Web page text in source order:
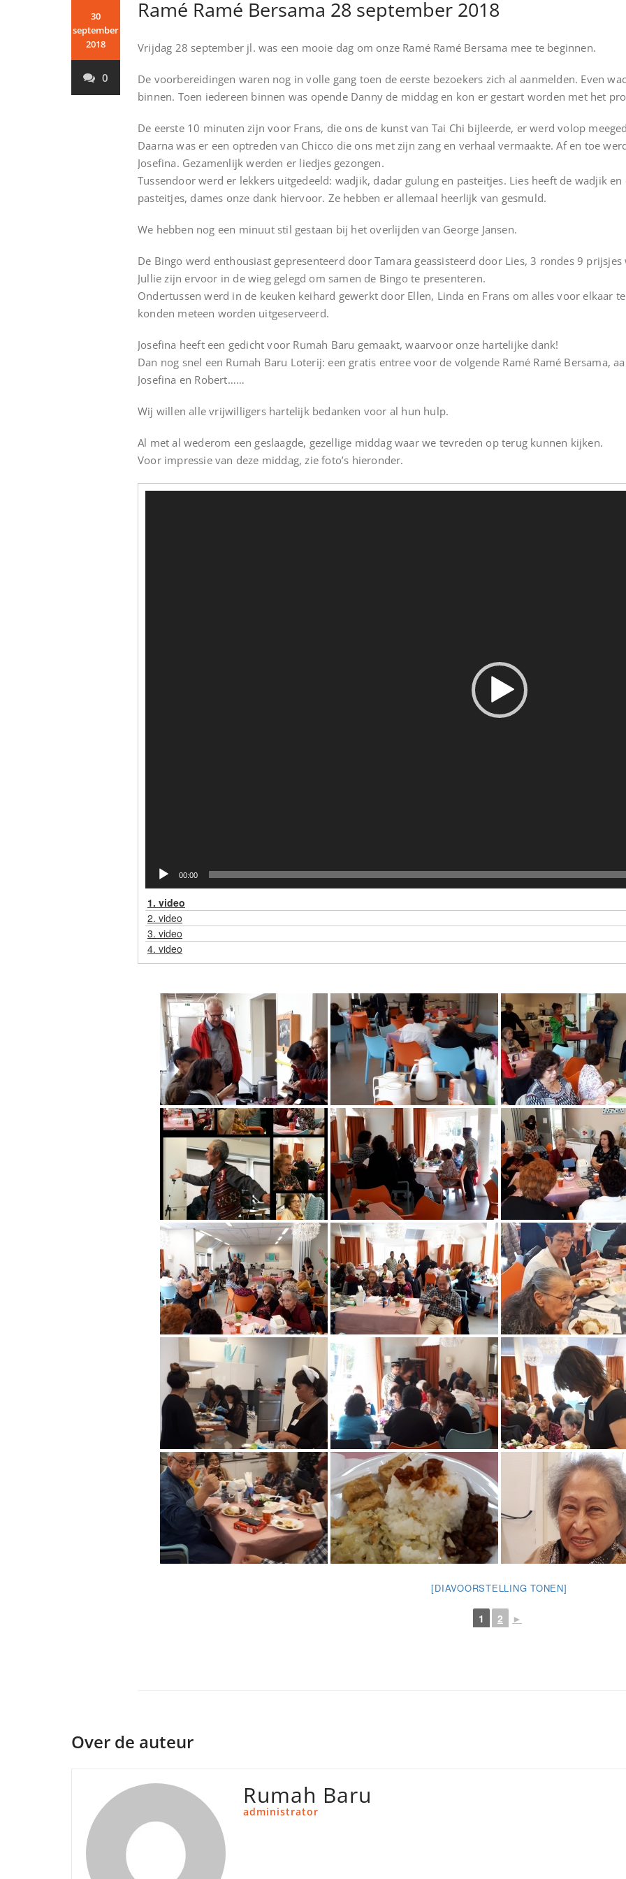
30
september
2018
0
Ramé Ramé Bersama 28 september 2018
Vrijdag 28 september jl. was een mooie dag om onze Ramé Ramé Bersama mee te beginnen.
De voorbereidingen waren nog in volle gang toen de eerste bezoekers zich al aanmelden. Even
binnen. Toen iedereen binnen was opende Danny de middag en kon er gestart worden met het
De eerste 10 minuten zijn voor Frans, die ons de kunst van Tai Chi bijleerde, er werd volop
Daarna was er een optreden van Chicco die ons met zijn zang en verhaal vermaakte. Af en toe
Josefina. Gezamenlijk werden er liedjes gezongen.
Tussendoor werd er lekkers uitgedeeld: wadjik, dadar gulung en pasteitjes. Lies heeft de wadjik
pasteitjes, dames onze dank hiervoor. Ze hebben er allemaal heerlijk van gesmuld.
We hebben nog een minuut stil gestaan bij het overlijden van George Jansen.
De Bingo werd enthousiast gepresenteerd door Tamara geassisteerd door Lies, 3 rondes 9
Jullie zijn ervoor in de wieg gelegd om samen de Bingo te presenteren.
Ondertussen werd in de keuken keihard gewerkt door Ellen, Linda en Frans om alles voor elkaar
konden meteen worden uitgeserveerd.
Josefina heeft een gedicht voor Rumah Baru gemaakt, waarvoor onze hartelijke dank!
Dan nog snel een Rumah Baru Loterij: een gratis entree voor de volgende Ramé Ramé Bersama,
Josefina en Robert……
Wij willen alle vrijwilligers hartelijk bedanken voor al hun hulp.
Al met al wederom een geslaagde, gezellige middag waar we tevreden op terug kunnen kijken.
Voor impressie van deze middag, zie foto’s hieronder.
00:00
1. video
2. video
3. video
4. video
[DIAVOORSTELLING TONEN]
1 2 ►
Over de auteur
Rumah Baru
administrator